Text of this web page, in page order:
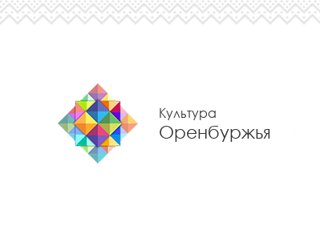
Культура
Оренбуржья